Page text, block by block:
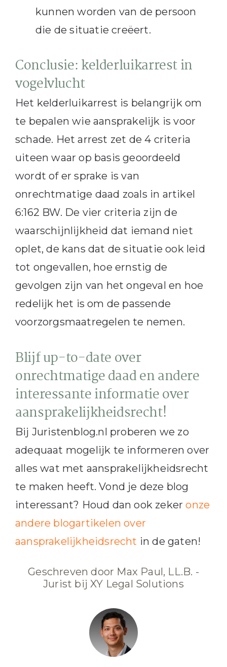
kunnen worden van de persoon
die de situatie creëert.
Conclusie: kelderluikarrest in
vogelvlucht
Het kelderluikarrest is belangrijk om
te bepalen wie aansprakelijk is voor
schade. Het arrest zet de 4 criteria
uiteen waar op basis geoordeeld
wordt of er sprake is van
onrechtmatige daad zoals in artikel
6:162 BW. De vier criteria zijn de
waarschijnlijkheid dat iemand niet
oplet, de kans dat de situatie ook leid
tot ongevallen, hoe ernstig de
gevolgen zijn van het ongeval en hoe
redelijk het is om de passende
voorzorgsmaatregelen te nemen.
Blijf up-to-date over
onrechtmatige daad en andere
interessante informatie over
aansprakelijkheidsrecht!
Bij Juristenblog.nl proberen we zo
adequaat mogelijk te informeren over
alles wat met aansprakelijkheidsrecht
te maken heeft. Vond je deze blog
interessant? Houd dan ook zekeronze
andere blogartikelen over
aansprakelijkheidsrecht in de gaten!
Geschreven door Max Paul, LL.B. -
Jurist bij XY Legal Solutions